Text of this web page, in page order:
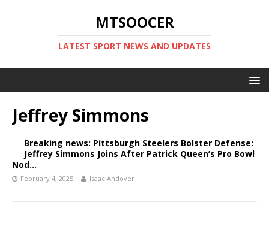
MTSOOCER
LATEST SPORT NEWS AND UPDATES
Jeffrey Simmons
Breaking news: Pittsburgh Steelers Bolster Defense:
Jeffrey Simmons Joins After Patrick Queen’s Pro Bowl
Nod…
February 4, 2025 Isaac Andover